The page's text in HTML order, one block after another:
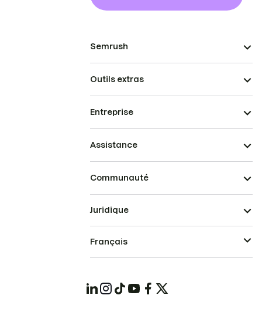
Semrush
Outils extras
Entreprise
Assistance
Communauté
Juridique
Français